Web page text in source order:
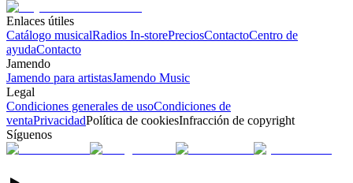
Enlaces útiles
Catálogo musicalRadios In-storePreciosContactoCentro de
ayudaContacto
Jamendo
Jamendo para artistasJamendo Music
Legal
Condiciones generales de usoCondiciones de
ventaPrivacidadPolítica de cookiesInfracción de copyright
Síguenos